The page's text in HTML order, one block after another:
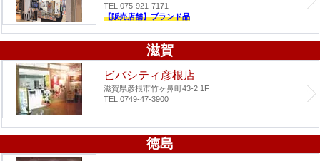
TEL.075-921-7171
【販売店舗】ブランド品
滋賀
ビバシティ彦根店
滋賀県彦根市竹ヶ鼻町43-2 1F
TEL.0749-47-3900
徳島